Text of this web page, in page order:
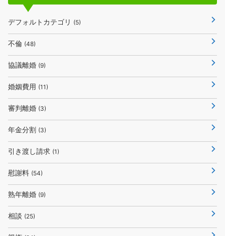
デフォルトカテゴリ (5)
不倫 (48)
協議離婚 (9)
婚姻費用 (11)
審判離婚 (3)
年金分割 (3)
引き渡し請求 (1)
慰謝料 (54)
熟年離婚 (9)
相談 (25)